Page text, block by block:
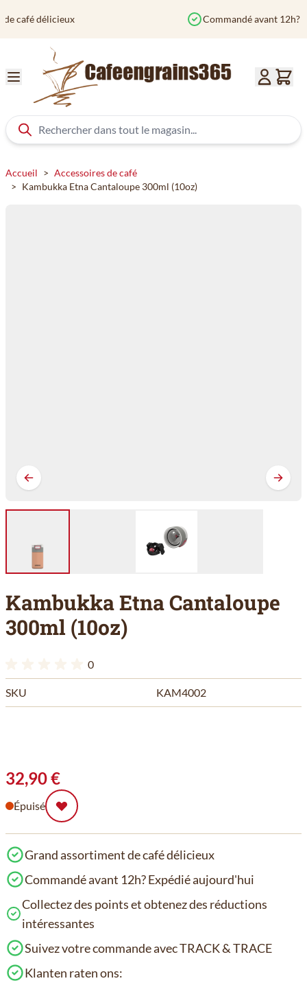
Commandé avant 12h? Expédié aujourd'hui
Accueil > Accessoires de café
> Kambukka Etna Cantaloupe 300ml (10oz)
Kambukka Etna Cantaloupe
300ml (10oz)
0
SKU KAM4002
32,90 €
Épuisé
Grand assortiment de café délicieux
Commandé avant 12h? Expédié aujourd'hui
Collectez des points et obtenez des réductions
intéressantes
Suivez votre commande avec TRACK & TRACE
Klanten raten ons: